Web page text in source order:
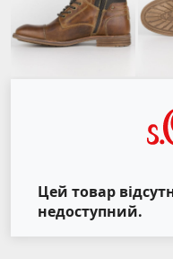
Цей товар
недоступний.